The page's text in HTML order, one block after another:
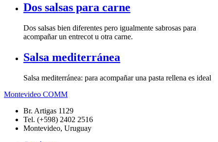
Dos salsas para carne
Dos salsas bien diferentes pero igualmente sabrosas para
acompañar un entrecot u otra carne.
Salsa mediterránea
Salsa mediterránea: para acompañar una pasta rellena es ideal
Montevideo COMM
Br. Artigas 1129
Tel. (+598) 2402 2516
Montevideo, Uruguay